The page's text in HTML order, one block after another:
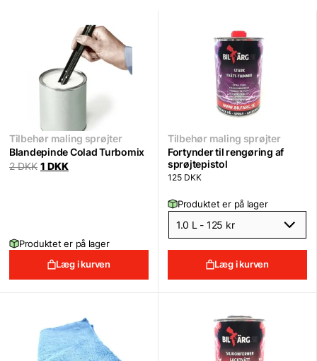
Tilbehør maling sprøjter
Blandepinde Colad Turbomix
2DKK Original
1 DKKCurrent
Produktet er på lager
Læg i kurven
Tilbehør maling sprøjter
Fortynder til rengøring af
sprøjtepistol
125 DKK
Produktet er på lager
Læg i kurven